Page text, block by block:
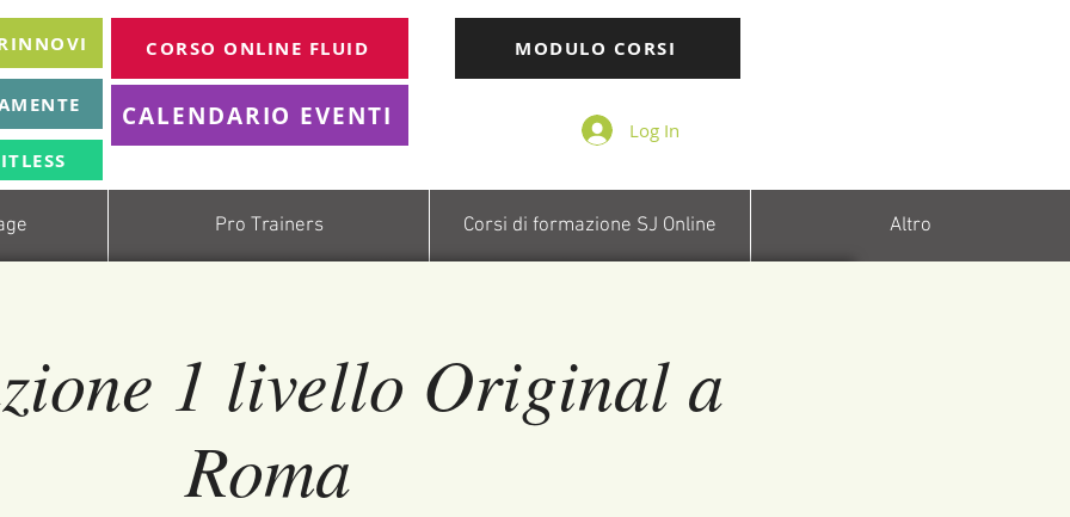
Pro Trainers Corsi di formazione SJ Online Altro
Log In
CORSO ONLINE FLUID MODULO CORSI
CALENDARIO EVENTI
1 livello Original a
Roma